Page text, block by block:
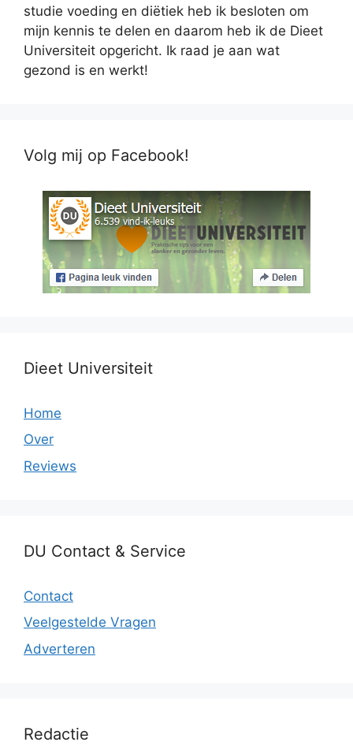
studie voeding en diëtiek heb ik besloten om
mijn kennis te delen en daarom heb ik de Dieet
Universiteit opgericht. Ik raad je aan wat
gezond is en werkt!
Volg mij op Facebook!
Dieet Universiteit
Home
Over
Reviews
DU Contact & Service
Contact
Veelgestelde Vragen
Adverteren
Redactie